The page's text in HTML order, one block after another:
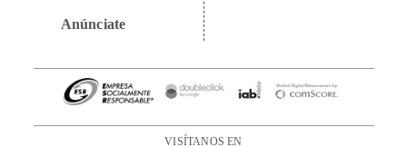
Anúnciate
VISÍTANOS EN